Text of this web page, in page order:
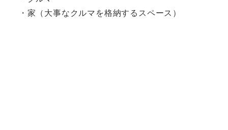
・家（大事なクルマを格納するスペース）